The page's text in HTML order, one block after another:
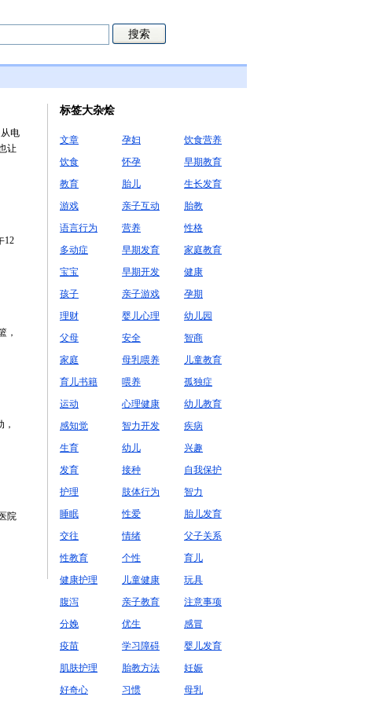
电
让
12
，
院
标签大杂烩
文章 孕妇
饮食营养
饮食
怀孕
早期教育
教育
胎儿
生长发育
游戏
亲子互动
胎教
语言行为
营养
性格
多动症
早期发育
家庭教育
宝宝
早期开发
健康
孩子
亲子游戏
孕期
理财
婴儿心理
幼儿园
父母
安全
智商
家庭
母乳喂养
儿童教育
育儿书籍
喂养
孤独症
运动
心理健康
幼儿教育
感知觉
智力开发
疾病
生育
幼儿
兴趣
发育
接种
自我保护
护理
肢体行为
智力
睡眠
性爱
胎儿发育
交往
情绪
父子关系
性教育
个性
育儿
健康护理
儿童健康
玩具
腹泻
亲子教育
注意事项
分娩
优生
感冒
疫苗
学习障碍
婴儿发育
肌肤护理
胎教方法
妊娠
好奇心
习惯 母乳